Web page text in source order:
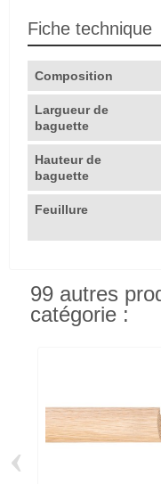
Fiche technique
Composition
Largueur de
baguette
Hauteur de
baguette
Feuillure
99 autres
catégorie :
‹